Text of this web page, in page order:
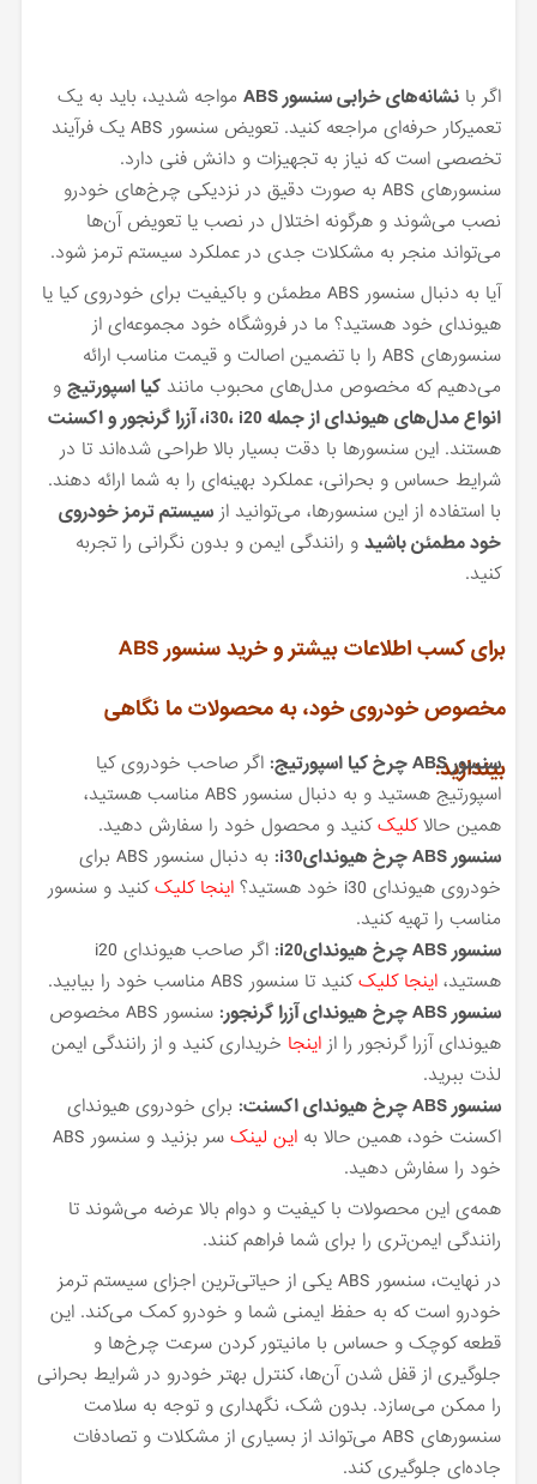
اگر بانشانه‌های خرابی سنسور ABS
مواجه شدید، باید به یک
تعمیرکار حرفه‌ای مراجعه کنید. تعویض سنسور ABS یک فرآیند
تخصصی است که نیاز به تجهیزات و دانش فنی دارد.
سنسورهای ABS به صورت دقیق در نزدیکی چرخ‌های خودرو
نصب می‌شوند و هرگونه اختلال در نصب یا تعویض آن‌ها
می‌تواند منجر به مشکلات جدی در عملکرد سیستم ترمز شود.
آیا به دنبال سنسور ABS مطمئن و باکیفیت برای خودروی کیا یا
هیوندای خود هستید؟ ما در فروشگاه خود مجموعه‌ای از
سنسورهای ABS را با تضمین اصالت و قیمت مناسب ارائه
می‌دهیم که مخصوص مدل‌های محبوب مانندکیا اسپورتیج و
انواع مدل‌های هیوندای از جمله i30، i20، آزرا گرنجور و اکسنت
هستند. این سنسورها با دقت بسیار بالا طراحی شده‌اند تا در
شرایط حساس و بحرانی، عملکرد بهینه‌ای را به شما ارائه دهند.
با استفاده از این سنسورها، می‌توانید ازسیستم ترمز خودروی
خود مطمئن باشید و رانندگی ایمن و بدون نگرانی را تجربه
کنید.
برای کسب اطلاعات بیشتر و خرید سنسور ABS
مخصوص خودروی خود، به محصولات ما نگاهی
بیندازید:
سنسور ABS چرخ کیا اسپورتیج:
اگر صاحب خودروی کیا
اسپورتیج هستید و به دنبال سنسور ABS مناسب هستید،
همین حالاکلیککنید و محصول خود را سفارش دهید.
سنسور ABS چرخ هیوندایi30:
به دنبال سنسور ABS برای
خودروی هیوندای i30 خود هستید؟
اینجا کلیککنید و سنسور
مناسب را تهیه کنید.
سنسور ABS چرخ هیوندایi20:
اگر صاحب هیوندای i20
هستید،اینجا کلیککنید تا سنسور ABS مناسب خود را بیابید.
سنسور ABS چرخ هیوندای آزرا گرنجور:
سنسور ABS مخصوص
هیوندای آزرا گرنجور را ازاینجا خریداری کنید و از رانندگی ایمن
لذت ببرید.
سنسور ABS چرخ هیوندای اکسنت:
برای خودروی هیوندای
اکسنت خود، همین حالا بهاین لینک
سر بزنید و سنسور ABS
خود را سفارش دهید.
همه‌ی این محصولات با کیفیت و دوام بالا عرضه می‌شوند تا
رانندگی ایمن‌تری را برای شما فراهم کنند.
در نهایت، سنسور ABS یکی از حیاتی‌ترین اجزای سیستم ترمز
خودرو است که به حفظ ایمنی شما و خودرو کمک می‌کند. این
قطعه کوچک و حساس با مانیتور کردن سرعت چرخ‌ها و
جلوگیری از قفل شدن آن‌ها، کنترل بهتر خودرو در شرایط بحرانی
را ممکن می‌سازد. بدون شک، نگهداری و توجه به سلامت
سنسورهای ABS می‌تواند از بسیاری از مشکلات و تصادفات
جاده‌ای جلوگیری کند.